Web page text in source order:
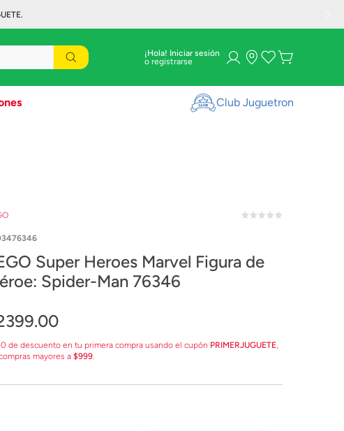
¡Hola! Iniciar sesión
Club Juguetron
Super Heroes Marvel Figura de
Spider-Man 76346
.00
de descuento en tu primera compra usando el cupón PRIMERJUGUETE,
mayores a $999.